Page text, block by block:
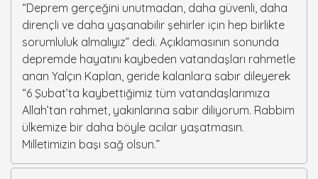
“Deprem gerçeğini unutmadan, daha güvenli, daha
dirençli ve daha yaşanabilir şehirler için hep birlikte
sorumluluk almalıyız” dedi. Açıklamasının sonunda
depremde hayatını kaybeden vatandaşları rahmetle
anan Yalçın Kaplan, geride kalanlara sabır dileyerek
“6 Şubat’ta kaybettiğimiz tüm vatandaşlarımıza
Allah’tan rahmet, yakınlarına sabır diliyorum. Rabbim
ülkemize bir daha böyle acılar yaşatmasın.
Milletimizin başı sağ olsun.”